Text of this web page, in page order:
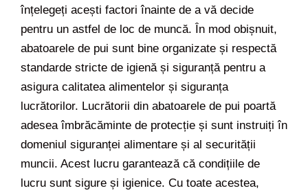
înțelegeți acești factori înainte de a vă decide
pentru un astfel de loc de muncă. În mod obișnuit,
abatoarele de pui sunt bine organizate și respectă
standarde stricte de igienă și siguranță pentru a
asigura calitatea alimentelor și siguranța
lucrătorilor. Lucrătorii din abatoarele de pui poartă
adesea îmbrăcăminte de protecție și sunt instruiți în
domeniul siguranței alimentare și al securității
muncii. Acest lucru garantează că condițiile de
lucru sunt sigure și igienice. Cu toate acestea,